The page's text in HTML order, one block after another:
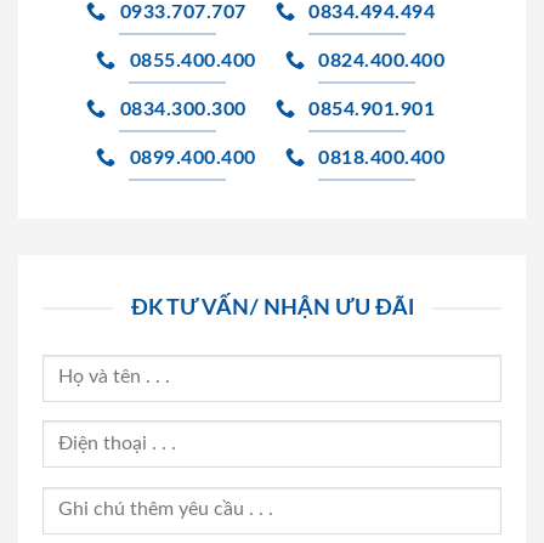
0933.707.707 0834.494.494
0855.400.400 0824.400.400
0834.300.300 0854.901.901
0899.400.400 0818.400.400
ĐK TƯ VẤN/ NHẬN ƯU ĐÃI